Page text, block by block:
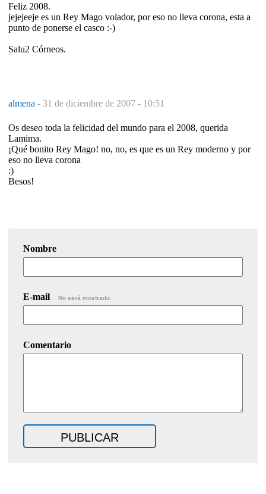
Feliz 2008.
jejejeeje es un Rey Mago volador, por eso no lleva corona, esta a
punto de ponerse el casco :-)
Salu2 Córneos.
almena - 31 de diciembre de 2007 - 10:51
Os deseo toda la felicidad del mundo para el 2008, querida
Lamima.
¡Qué bonito Rey Mago! no, no, es que es un Rey moderno y por
eso no lleva corona
:)
Besos!
Nombre
E-mail No será mostrado.
Comentario